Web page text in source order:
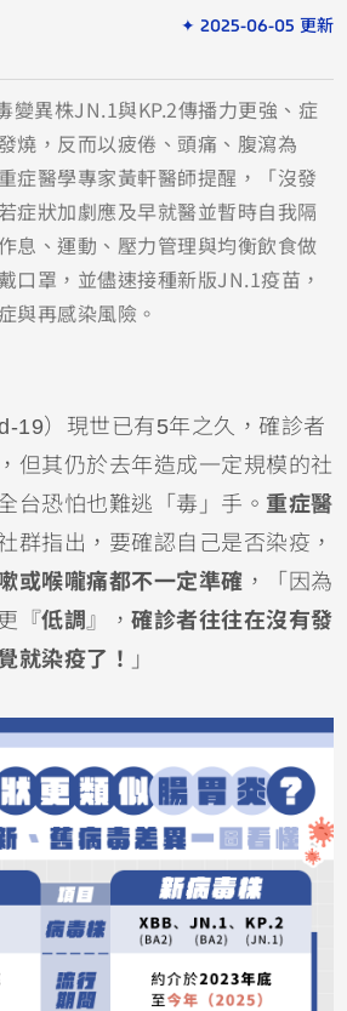
✦ 2025-06-05 更新
變異株JN.1與KP.2傳播力更強、症
燒，反而以疲倦、頭痛、腹瀉為
症醫學專家黃軒醫師提醒，「沒發
症狀加劇應及早就醫並暫時自我隔
息、運動、壓力管理與均衡飲食做
口罩，並儘速接種新版JN.1疫苗，
與再感染風險。
19）現世已有5年之久，確診者
但其仍於去年造成一定規模的社
台恐怕也難逃「毒」手。 重症醫
群指出，要確認自己是否染疫，
或喉嚨痛都不一定準確 ，「因為
『低調 』，確診者往往在沒有發
就染疫了！ 」